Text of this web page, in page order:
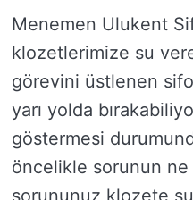
Menemen Ulukent
klozetlerimize su
görevini üstlenen
yarı yolda
göstermesi
öncelikle sorunun ne
sorununuz klozete